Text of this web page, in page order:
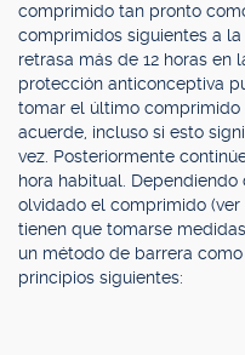
comprimido tan pronto
comprimidos siguientes a
retrasa más de 12 horas
protección anticonceptiva
tomar el último
acuerde, incluso si esto
vez. Posteriormente
hora habitual.
olvidado el comprimido
tienen que tomarse
un método de barrera
principios siguientes: